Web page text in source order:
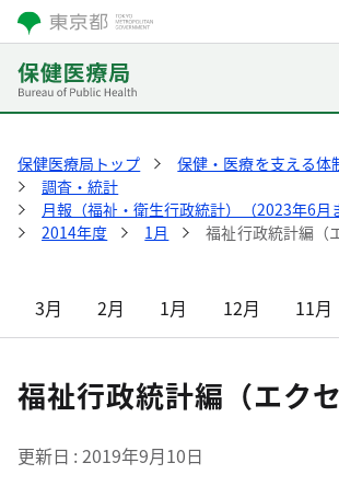
保健医療局トップ
保健・医療を支える体
調査・統計
月報（福祉・衛生行政統計）（2023年6月
2014年度
1月 福祉行政統計編（
3月 2月 1月 12月 11月
福祉行政統計編（エク
更新日 2019年9月10日